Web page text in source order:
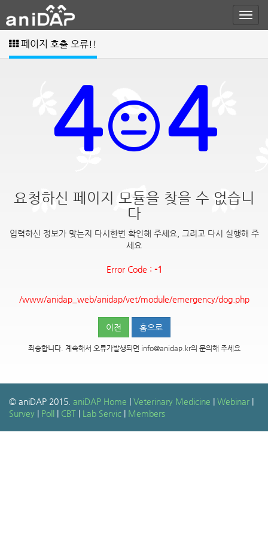
페이지 호출 오류!!
4 4
요청하신 페이지 모듈을 찾을 수 없습니
다
입력하신 정보가 맞는지 다시한번 확인해 주세요, 그리고 다시 실행해 주
세요
Error Code : -1
/www/anidap_web/anidap/vet/module/emergency/dog.php
이전 홈으로
죄송합니다. 계속해서 오류가발생되면 info@anidap.kr의 문의해 주세요
© aniDAP 2015. aniDAP Home Veterinary Medicine Webinar
Survey
Poll CBT Lab Servic Members